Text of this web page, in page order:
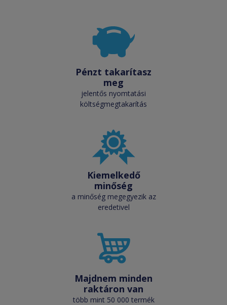
Pénzt takarítasz
meg
jelentős nyomtatási
költségmegtakarítás
Kiemelkedő
minőség
a minőség megegyezik az
eredetivel
Majdnem minden
raktáron van
több mint 50 000 termék